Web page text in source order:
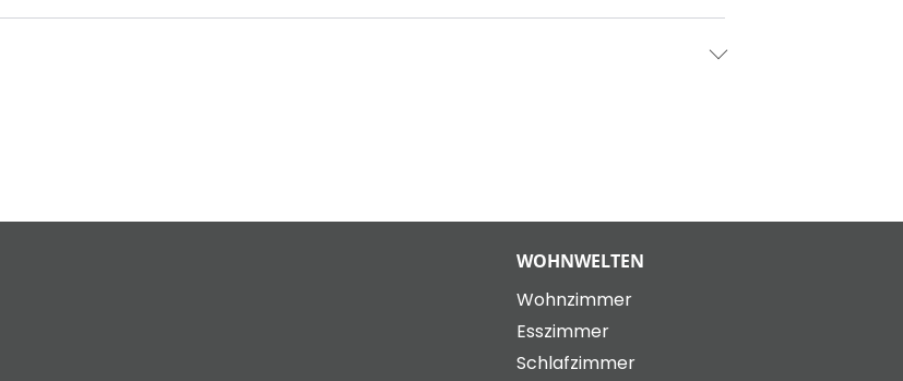
WOHNWELTEN
Wohnzimmer
Esszimmer
Schlafzimmer